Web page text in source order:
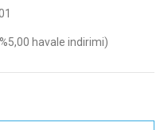
havale indirimi)